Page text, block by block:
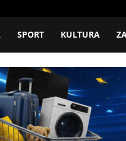
SPORT KULTURA